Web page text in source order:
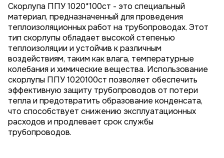
Скорлупа ППУ 1020*100ст - это специальный
материал, предназначенный для проведения
теплоизоляционных работ на трубопроводах. Этот
тип скорлупы обладает высокой степенью
теплоизоляции и устойчив к различным
воздействиям, таким как влага, температурные
колебания и химические вещества. Использование
скорлупы ППУ 1020100ст позволяет обеспечить
эффективную защиту трубопроводов от потери
тепла и предотвратить образование конденсата,
что способствует снижению эксплуатационных
расходов и продлевает срок службы
трубопроводов.